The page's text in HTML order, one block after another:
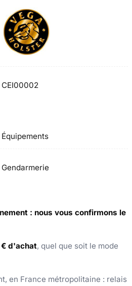
CEI00002
Équipements
Gendarmerie
: nous vous confirmons le
d'achat, quel que soit le mode
en France métropolitaine : relais